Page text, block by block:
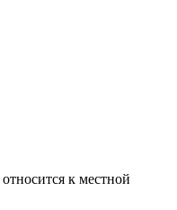
относится к местной